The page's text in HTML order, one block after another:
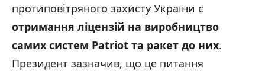
протиповітряного захисту України є
отримання ліцензій на виробництво
самих систем Patriot та ракет до них.
Президент зазначив, що це питання